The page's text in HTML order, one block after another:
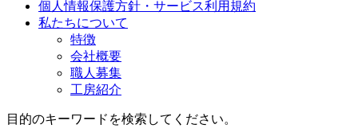
個人情報保護方針・サービス利用規約
私たちについて
特徴
会社概要
職人募集
工房紹介
目的のキーワードを検索してください。